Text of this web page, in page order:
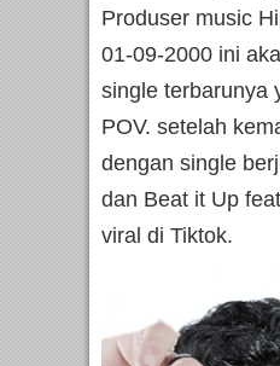
Produser music
01-09-2000 ini
single terbarunya
POV. setelah
dengan single
dan Beat it Up
viral di Tiktok.